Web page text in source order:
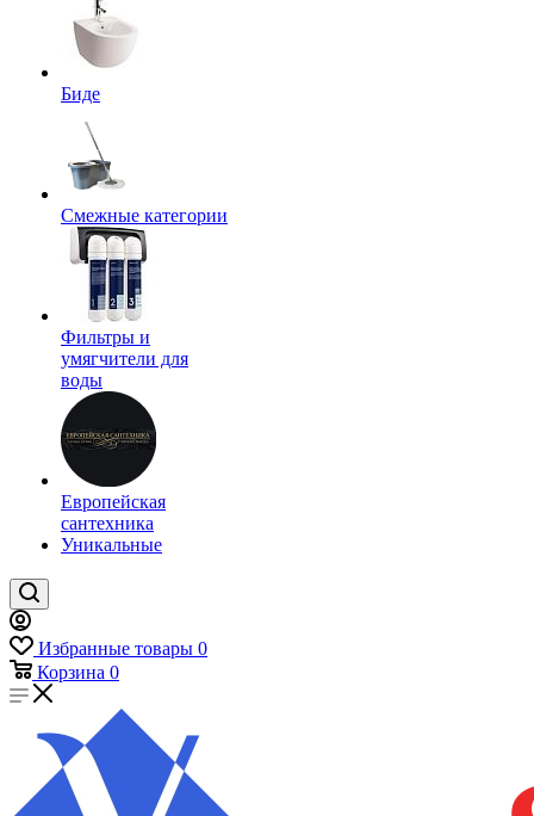
Биде
Смежные категории
Фильтры и
умягчители для
воды
Европейская
сантехника
Уникальные
Избранные товары 0
Корзина 0